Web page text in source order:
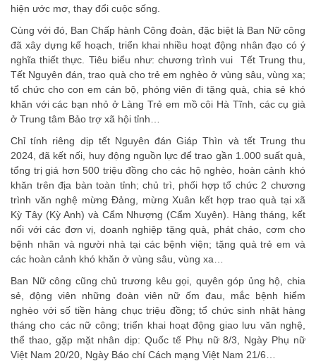
hiện ước mơ, thay đổi cuộc sống.
Cùng với đó, Ban Chấp hành Công đoàn, đặc biệt là Ban Nữ công
đã xây dựng kế hoạch, triển khai nhiều hoạt động nhân đạo có ý
nghĩa thiết thực. Tiêu biểu như: chương trình vui Tết Trung thu,
Tết Nguyên đán, trao quà cho trẻ em nghèo ở vùng sâu, vùng xa;
tổ chức cho con em cán bộ, phóng viên đi tặng quà, chia sẻ khó
khăn với các bạn nhỏ ở Làng Trẻ em mồ côi Hà Tĩnh, các cụ già
ở Trung tâm Bảo trợ xã hội tỉnh…
Chỉ tính riêng dịp tết Nguyên đán Giáp Thìn và tết Trung thu
2024, đã kết nối, huy động nguồn lực để trao gần 1.000 suất quà,
tổng trị giá hơn 500 triệu đồng cho các hộ nghèo, hoàn cảnh khó
khăn trên địa bàn toàn tỉnh; chủ trì, phối hợp tổ chức 2 chương
trình văn nghệ mừng Đảng, mừng Xuân kết hợp trao quà tại xã
Kỳ Tây (Kỳ Anh) và Cẩm Nhượng (Cẩm Xuyên). Hàng tháng, kết
nối với các đơn vị, doanh nghiệp tặng quà, phát cháo, cơm cho
bệnh nhân và người nhà tại các bệnh viện; tặng quà trẻ em và
các hoàn cảnh khó khăn ở vùng sâu, vùng xa…
Ban Nữ công cũng chủ trương kêu gọi, quyên góp ủng hộ, chia
sẻ, động viên những đoàn viên nữ ốm đau, mắc bệnh hiểm
nghèo với số tiền hàng chục triệu đồng; tổ chức sinh nhật hàng
tháng cho các nữ công; triển khai hoạt động giao lưu văn nghệ,
thể thao, gặp mặt nhân dịp: Quốc tế Phụ nữ 8/3, Ngày Phụ nữ
Việt Nam 20/20, Ngày Báo chí Cách mạng Việt Nam 21/6…